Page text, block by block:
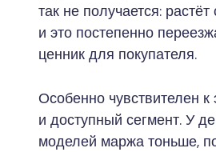
так не получается:
и это постепенно
ценник для покупателя.
Особенно чувствителен к
и доступный сегмент. У
моделей маржа тоньше,